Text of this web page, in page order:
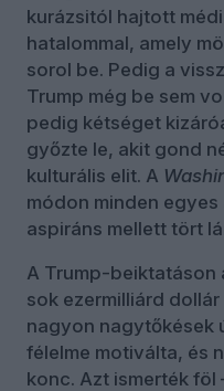
kurázsitól hajtott
hatalommal, amely
sorol be. Pedig a
Trump még be sem
pedig kétséget
győzte le, akit gond
kulturális elit. A
módon minden
aspiráns mellett tört
A Trump-beiktatáson
sok ezermilliárd
nagyon nagytőkések
félelme motiválta, és
konc. Azt ismerték föl